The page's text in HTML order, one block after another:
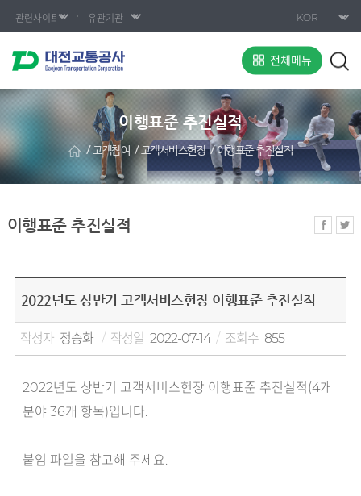
전체메뉴
이행표준 추진실적
고객참여 고객서비스헌장 이행표준 추진실적
이행표준 추진실적
2022년도 상반기 고객서비스헌장 이행표준 추진실적
작성자 정승화 작성일 2022-07-14 조회수 855
2022년도 상반기 고객서비스헌장 이행표준 추진실적(4개
분야 36개 항목)입니다.
붙임 파일을 참고해 주세요.